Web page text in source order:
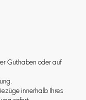
Guthaben oder auf
innerhalb Ihres